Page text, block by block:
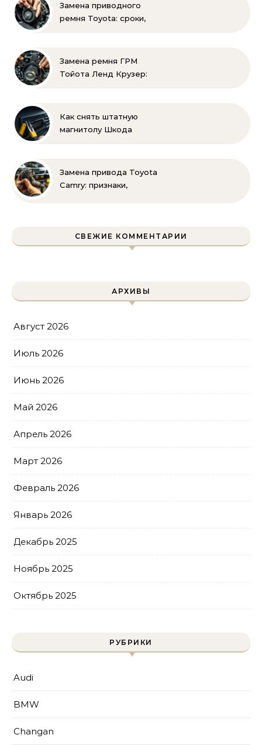
Замена приводного
ремня Toyota: сроки,
своими руками
Замена ремня ГРМ
Тойота Ленд Крузер:
Как снять штатную
магнитолу Шкода
руками
Замена привода Toyota
Camry: признаки,
СВЕЖИЕ КОММЕНТАРИИ
АРХИВЫ
Август 2026
Июль 2026
Июнь 2026
Май 2026
Апрель 2026
Март 2026
Февраль 2026
Январь 2026
Декабрь 2025
Ноябрь 2025
Октябрь 2025
РУБРИКИ
Audi
BMW
Changan